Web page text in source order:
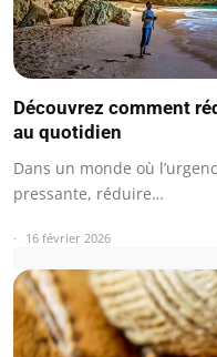
Découvrez comment
au quotidien
Dans un monde où
pressante, réduire…
16 février 2026